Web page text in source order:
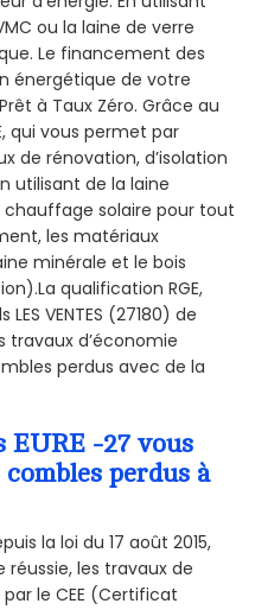
ou la laine de verre
Le financement des
énergétique de votre
à Taux Zéro. Grâce au
qui vous permet par
de rénovation, d’isolation
utilisant de la laine
solaire pour tout
les matériaux
minérale et le bois
qualification RGE,
VENTES (27180) de
travaux d’économie
perdus avec de la
EURE -27 vous
perdus à
la loi du 17 août 2015,
les travaux de
le CEE (Certificat